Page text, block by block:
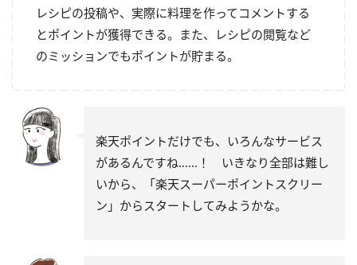
レシピの投稿や、実際に料理を作ってコメントする
とポイントが獲得できる。また、レシピの閲覧など
のミッションでもポイントが貯まる。
楽天ポイントだけでも、いろんなサービス
があるんですね……！ いきなり全部は難し
いから、「楽天スーパーポイントスクリー
ン」からスタートしてみようかな。